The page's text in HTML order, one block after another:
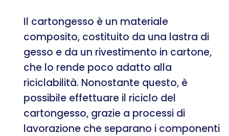
Il cartongesso è un materiale
composito, costituito da una lastra di
gesso e da un rivestimento in cartone,
che lo rende poco adatto alla
riciclabilità. Nonostante questo, è
possibile effettuare il riciclo del
cartongesso, grazie a processi di
lavorazione che separano i componenti